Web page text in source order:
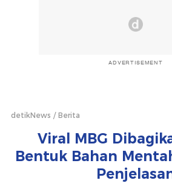
ADVERTISEMENT
detikNews Berita
Viral MBG
Bentuk Bahan